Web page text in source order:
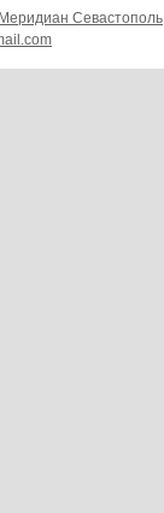
Меридиан Севастополь